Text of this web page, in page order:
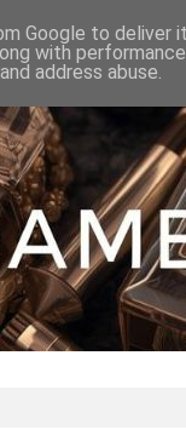
Google to deliver
with
address abuse.